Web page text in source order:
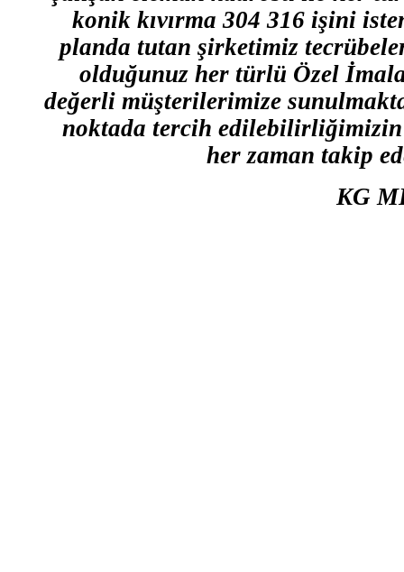
konik kıvırma 304 316 işini
planda tutan şirketimiz
olduğunuz her türlü Özel
değerli müşterilerimize
noktada tercih edilebilirliğimizin
her zaman takip
KG